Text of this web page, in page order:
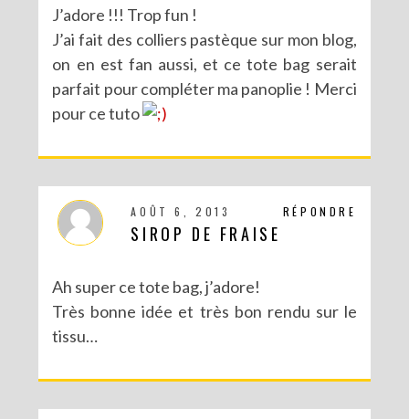
J’adore !!! Trop fun !
J’ai fait des colliers pastèque sur mon blog,
on en est fan aussi, et ce tote bag serait
parfait pour compléter ma panoplie ! Merci
pour ce tuto
RÉPONDRE
AOÛT 6, 2013
SIROP DE FRAISE
Ah super ce tote bag, j’adore!
Très bonne idée et très bon rendu sur le
tissu…